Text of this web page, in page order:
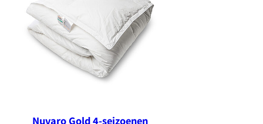
Nuvaro Gold 4-seizoenen